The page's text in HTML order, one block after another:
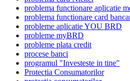
problema functionare aplicatie
problema functionare card
probleme aplicatie YOU BRD
probleme myBRD
probleme plata credit
procese banci
programul "Investeste in tine"
Protectia Consumatorilor